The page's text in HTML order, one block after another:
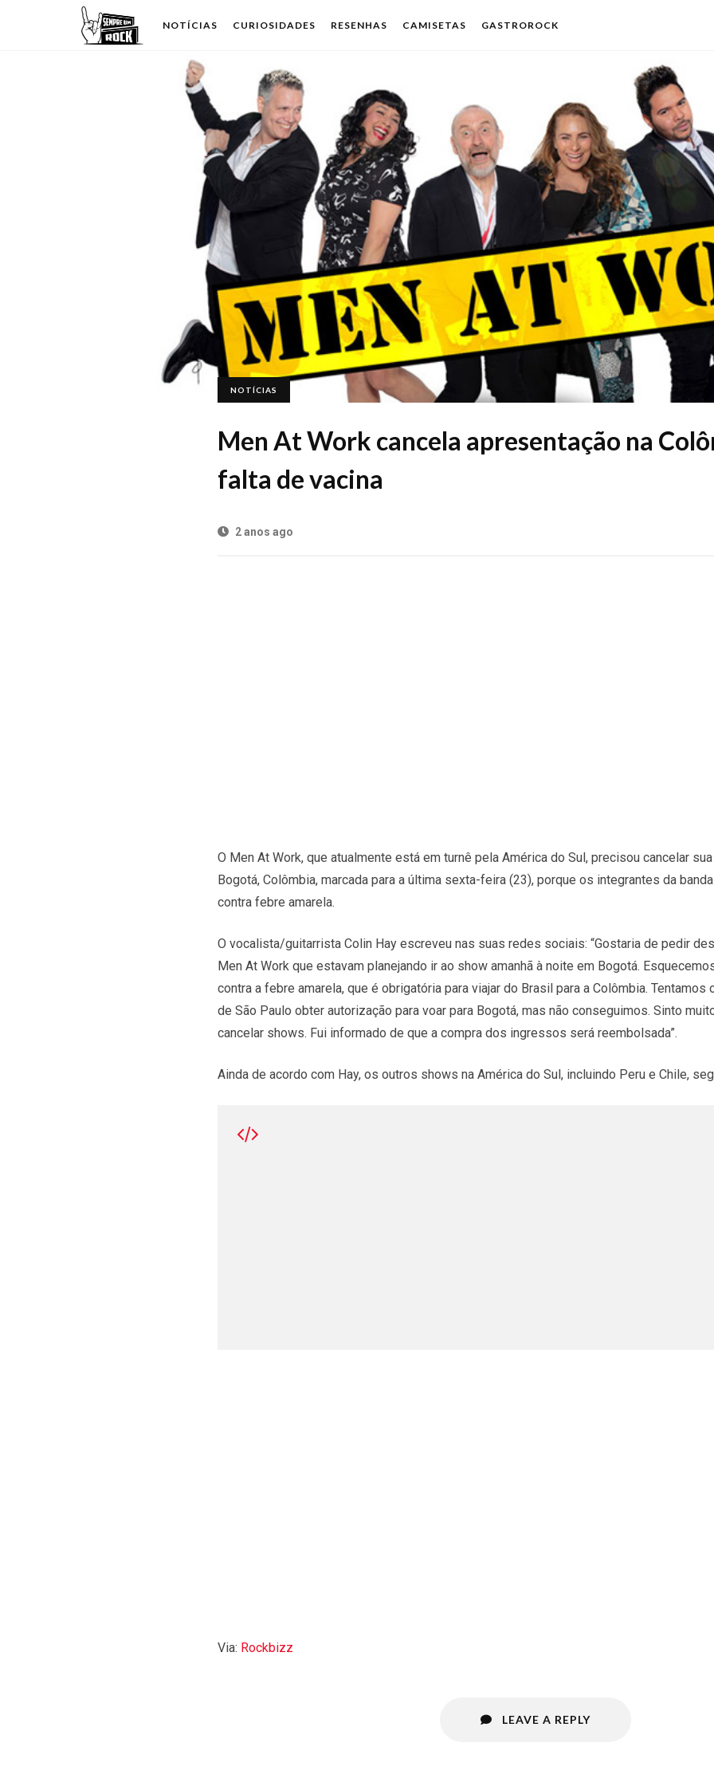
NOTÍCIAS CURIOSIDADES RESENHAS CAMISETAS GASTROROCK
NOTÍCIAS
Men At Work cancela apresentação na
falta de vacina
2 anos ago
O Men At Work, que atualmente está em turnê pela América do Sul, precisou cancelar
Bogotá, Colômbia, marcada para a última sexta-feira (23), porque os integrantes da
contra febre amarela.
O vocalista/guitarrista Colin Hay escreveu nas suas redes sociais: “Gostaria de pedir
Men At Work que estavam planejando ir ao show amanhã à noite em Bogotá.
contra a febre amarela, que é obrigatória para viajar do Brasil para a Colômbia. Tentamos
de São Paulo obter autorização para voar para Bogotá, mas não conseguimos. Sinto
cancelar shows. Fui informado de que a compra dos ingressos será reembolsada”.
Ainda de acordo com Hay, os outros shows na América do Sul, incluindo Peru e Chile,
Via: Rockbizz
LEAVE A REPLY